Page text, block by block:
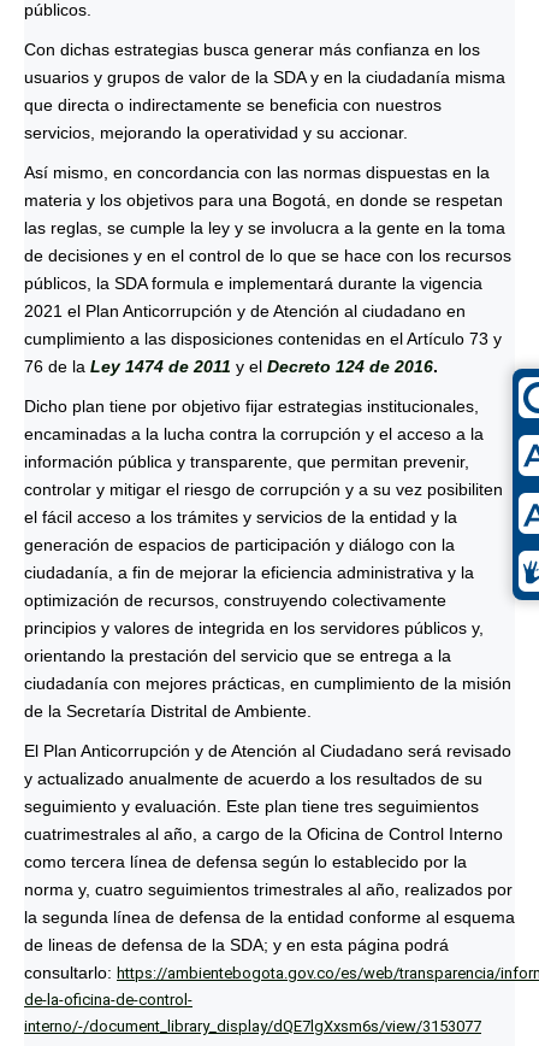
públicos.
Con dichas estrategias busca generar más confianza en los
usuarios y grupos de valor de la SDA y en la ciudadanía misma
que directa o indirectamente se beneficia con nuestros
servicios, mejorando la operatividad y su accionar.
Así mismo, en concordancia con las normas dispuestas en la
materia y los objetivos para una Bogotá, en donde se respetan
las reglas, se cumple la ley y se involucra a la gente en la toma
de decisiones y en el control de lo que se hace con los recursos
públicos, la SDA formula e implementará durante la vigencia
2021 el Plan Anticorrupción y de Atención al ciudadano en
cumplimiento a las disposiciones contenidas en el Artículo 73 y
76 de la Ley 1474 de 2011 y el Decreto 124 de 2016.
Dicho plan tiene por objetivo fijar estrategias institucionales,
encaminadas a la lucha contra la corrupción y el acceso a la
información pública y transparente, que permitan prevenir,
controlar y mitigar el riesgo de corrupción y a su vez posibiliten
el fácil acceso a los trámites y servicios de la entidad y la
generación de espacios de participación y diálogo con la
ciudadanía, a fin de mejorar la eficiencia administrativa y la
optimización de recursos, construyendo colectivamente
principios y valores de integrida en los servidores públicos y,
orientando la prestación del servicio que se entrega a la
ciudadanía con mejores prácticas, en cumplimiento de la misión
de la Secretaría Distrital de Ambiente.
El Plan Anticorrupción y de Atención al Ciudadano será revisado
y actualizado anualmente de acuerdo a los resultados de su
seguimiento y evaluación. Este plan tiene tres seguimientos
cuatrimestrales al año, a cargo de la Oficina de Control Interno
como tercera línea de defensa según lo establecido por la
norma y, cuatro seguimientos trimestrales al año, realizados por
la segunda línea de defensa de la entidad conforme al esquema
de lineas de defensa de la SDA; y en esta página podrá
consultarlo: https://ambientebogota.gov.co/es/web/transparencia/
de-la-oficina-de-control-
interno/-/document_library_display/dQE7lgXxsm6s/view/3153077